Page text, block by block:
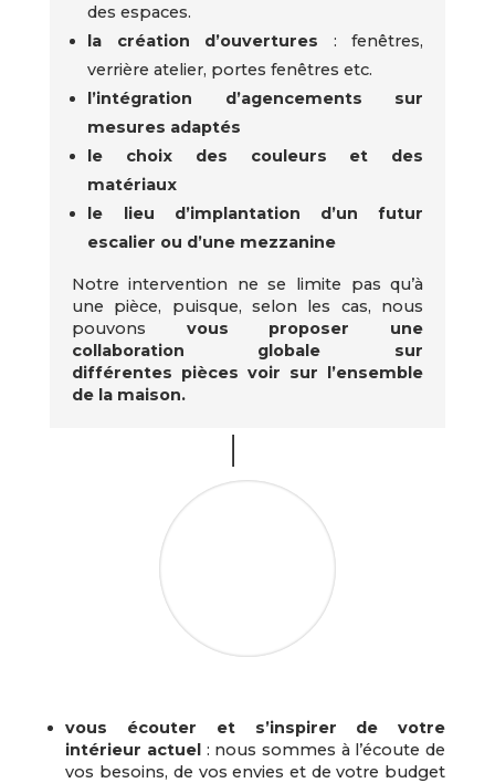
des espaces.
la création d’ouvertures : fenêtres,
verrière atelier, portes fenêtres etc.
l’intégration d’agencements sur
mesures adaptés
le choix des couleurs et des
matériaux
le lieu d’implantation d’un futur
escalier ou d’une mezzanine
Notre intervention ne se limite pas qu’à
une pièce, puisque, selon les cas, nous
pouvons vous proposer une
collaboration globale sur
différentes pièces voir sur l’ensemble
de la maison.
vous écouter et s’inspirer de votre
intérieur actuel : nous sommes à l’écoute de
vos besoins, de vos envies et de votre budget